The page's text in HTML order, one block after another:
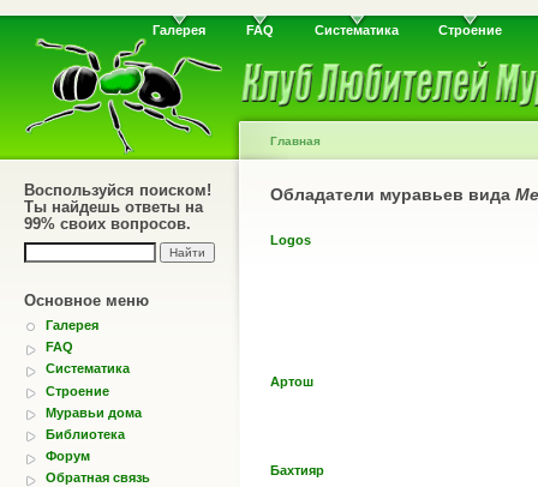
Галерея FAQ Систематика Строение
Воспользуйся поиском!
Ты найдешь ответы на
99% своих вопросов.
Основное меню
Галерея
FAQ
Систематика
Строение
Муравьи дома
Библиотека
Форум
Обратная связь
Главная
Обладатели муравьев вида
Logos
Артош
Бахтияр